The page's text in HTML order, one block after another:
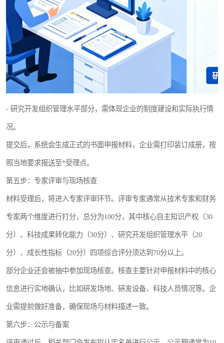
- 研究开发组织管理水平部分，需体现企业的制度建设和实际执行情
况。
提交后，系统会生成正式的书面申报材料，企业需打印装订成册，按
照当地要求报送至*受理点。
第五步：专家评审与现场核查
材料受理后，将进入专家评审环节。评审专家通常从技术专家和财务
专家两个维度进行打分，总分为100分，其中核心自主知识产权（30
分）、科技成果转化能力（30分）、研究开发组织管理水平（20
分）、成长性指标（20分）四项综合评分须达到70分以上。
部分企业还会被抽中参加现场核查。核查主要针对申报材料中的核心
信息进行实地确认，比如研发场地、研发设备、科技人员情况等。企
业需提前做好准备，确保现场与材料描述一致。
第六步：公示与备案